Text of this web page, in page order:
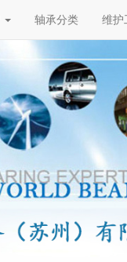
轴承分类 维护